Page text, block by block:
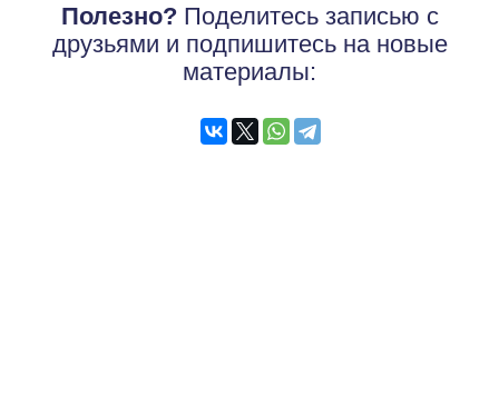
Полезно? Поделитесь записью с
друзьями и подпишитесь на новые
материалы: